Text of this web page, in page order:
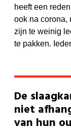
heeft een
ook na corona,
zijn te weinig
te pakken.
De
niet
van hun